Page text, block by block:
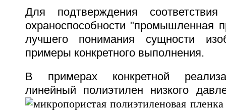
Для подтверждения
охраноспособности "промышленная
лучшего понимания сущности
примеры конкретного выполнения.
В примерах конкретной
линейный полиэтилен низкого